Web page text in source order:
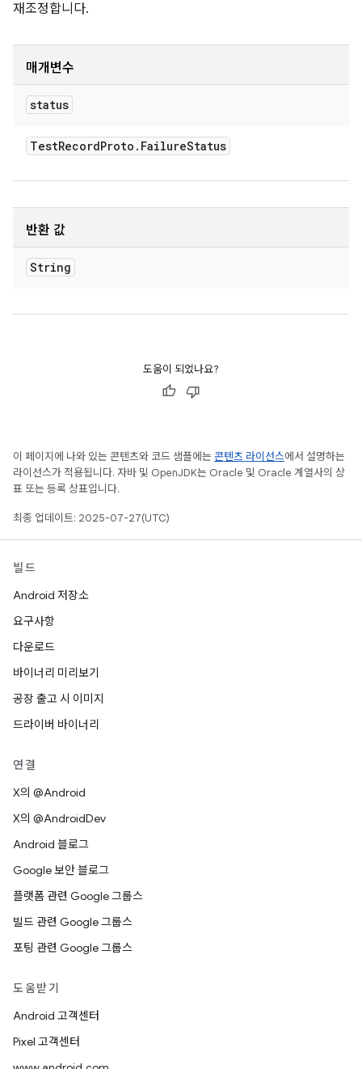
재조정합니다.
매개변수
status
TestRecordProto . FailureStatus
반환 값
String
도움이 되었나요?
이 페이지에 나와 있는 콘텐츠와 코드 샘플에는 콘텐츠 라이선스에서 설명하는
라이선스가 적용됩니다. 자바 및 OpenJDK는 Oracle 및 Oracle 계열사의 상
표 또는 등록 상표입니다.
최종 업데이트: 2025-07-27(UTC)
빌드
Android 저장소
요구사항
다운로드
바이너리 미리보기
공장 출고 시 이미지
드라이버 바이너리
연결
X의 @Android
X의 @AndroidDev
Android 블로그
Google 보안 블로그
플랫폼 관련 Google 그룹스
빌드 관련 Google 그룹스
포팅 관련 Google 그룹스
도움받기
Android 고객센터
Pixel 고객센터